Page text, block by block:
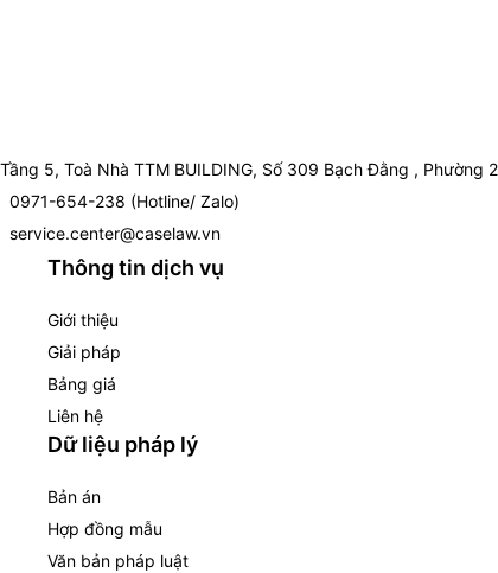
Tầng 5, Toà Nhà TTM BUILDING, Số 309 Bạch Đằng , Phường
0971-654-238 (Hotline/ Zalo)
service.center@caselaw.vn
Thông tin dịch vụ
Giới thiệu
Giải pháp
Bảng giá
Liên hệ
Dữ liệu pháp lý
Bản án
Hợp đồng mẫu
Văn bản pháp luật